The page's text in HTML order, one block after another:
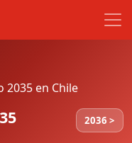
2035 en Chile
2036 >